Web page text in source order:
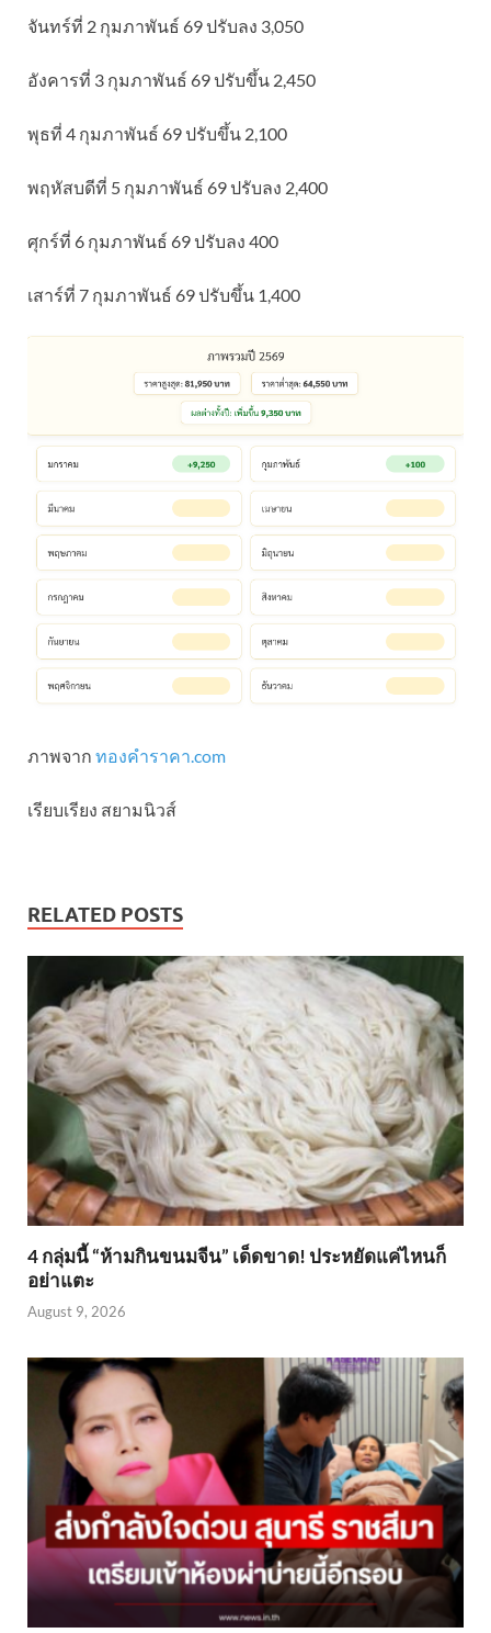
จันทร์ที่ 2 กุมภาพันธ์ 69 ปรับลง 3,050
อังคารที่ 3 กุมภาพันธ์ 69 ปรับขึ้น 2,450
พุธที่ 4 กุมภาพันธ์ 69 ปรับขึ้น 2,100
พฤหัสบดีที่ 5 กุมภาพันธ์ 69 ปรับลง 2,400
ศุกร์ที่ 6 กุมภาพันธ์ 69 ปรับลง 400
เสาร์ที่ 7 กุมภาพันธ์ 69 ปรับขึ้น 1,400
ภาพจาก ทองคําราคา.com
เรียบเรียง สยามนิวส์
RELATED POSTS
4 กลุ่มนี้ “ห้ามกินขนมจีน” เด็ดขาด! ประหยัดแค่ไหนก็
อย่าแตะ
August 9, 2026